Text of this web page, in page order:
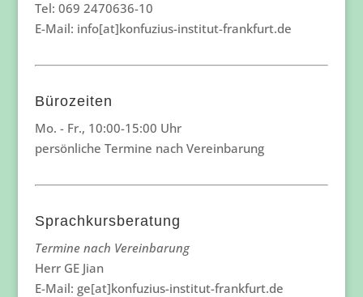
Tel: 069 2470636-10
E-Mail: info[at]konfuzius-institut-frankfurt.de
Bürozeiten
Mo. - Fr., 10:00-15:00 Uhr
persönliche Termine nach Vereinbarung
Sprachkursberatung
Termine nach Vereinbarung
Herr GE Jian
E-Mail: ge[at]konfuzius-institut-frankfurt.de